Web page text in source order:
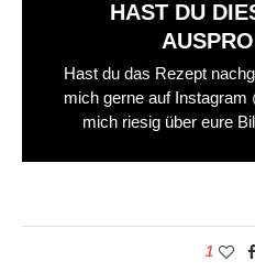
HAST DU
Hast du das Rezept
mich gerne auf Instagram
mich riesig über eure
1